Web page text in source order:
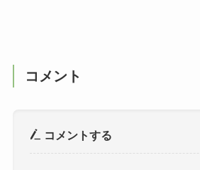
コメント
コメントする